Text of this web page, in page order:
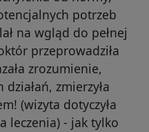
potrzeb
na wgląd do pełnej
przeprowadziła
zrozumienie,
zmierzyła
(wizyta dotyczyła
leczenia) - jak tylko